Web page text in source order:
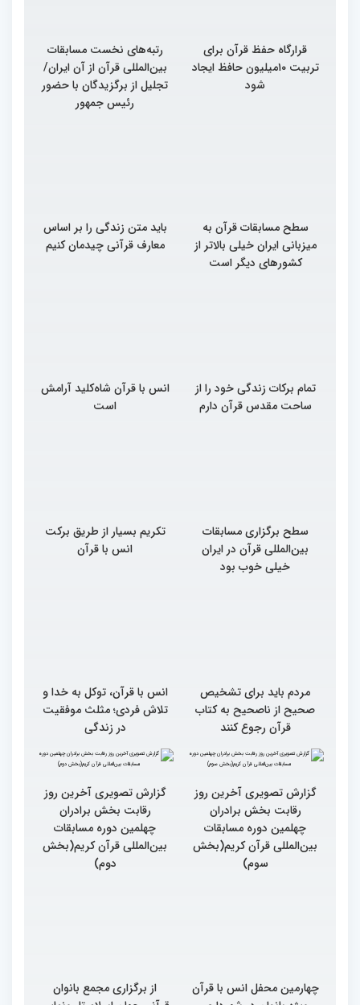
قرارگاه حفظ قرآن برای
تربیت ۱۰میلیون حافظ ایجاد
شود
رتبه‌های نخست مسابقات
بین‌المللی قرآن از آن ایران/
تجلیل از برگزیدگان با حضور
رئیس جمهور
سطح مسابقات قرآن به
میزبانی ایران خیلی بالاتر از
کشورهای دیگر است
باید متن زندگی را بر اساس
معارف قرآنی چیدمان کنیم
تمام برکات زندگی خود را از
ساحت مقدس قرآن دارم
انس با قرآن شاه‌کلید آرامش
است
سطح برگزاری مسابقات
بین‌المللی قرآن در ایران
خیلی خوب بود
تکریم بسیار از طریق برکت
انس با قرآن
مردم باید برای تشخیص
صحیح از ناصحیح به کتاب
قرآن رجوع کنند
انس با قرآن، توکل به خدا و
تلاش فردی؛ مثلث موفقیت
در زندگی
گزارش تصویری آخرین روز
رقابت بخش برادران
چهلمین دوره مسابقات
بین‌المللی قرآن کریم(بخش
سوم)
گزارش تصویری آخرین روز
رقابت بخش برادران